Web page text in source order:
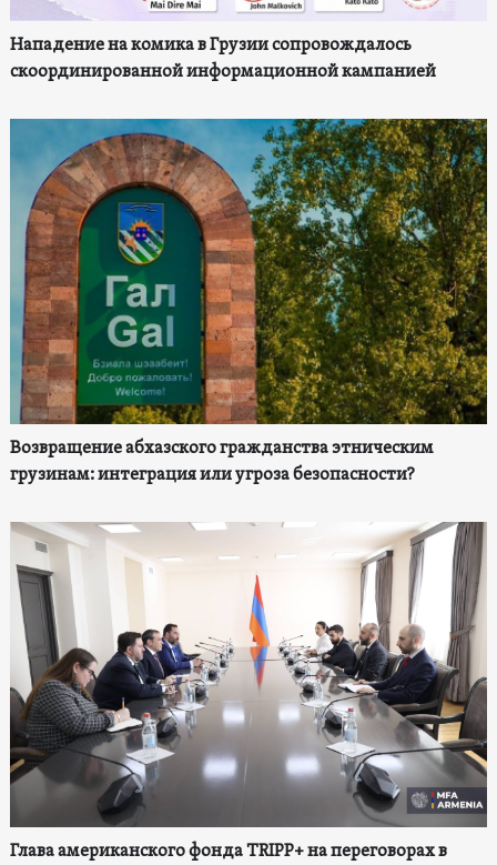
Нападение на комика в Грузии сопровождалось
скоординированной информационной кампанией
Возвращение абхазского гражданства этническим
грузинам: интеграция или угроза безопасности?
Глава американского фонда TRIPP+ на переговорах в